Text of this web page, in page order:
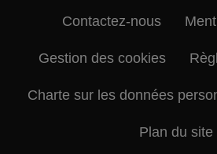
Contactez-nous
Gestion des cookies
Charte sur les données
Plan du site